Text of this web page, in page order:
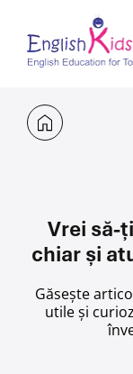
Vrei să-
chiar și
Găsește
utile și